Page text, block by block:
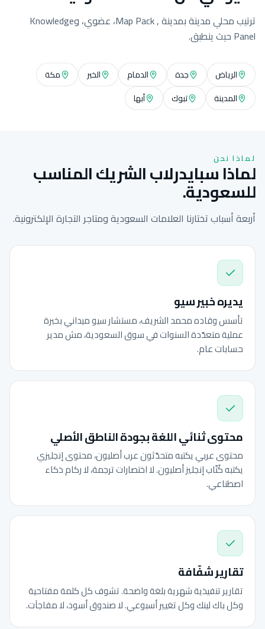
ترتيب محلي مدينة بمدينة , Map Pack، عضوي، وKnowledge
Panel حيث ينطبق.
الرياض جدة الدمام الخبر
مكة
المدينة
تبوك أبها
لماذا نحن
لماذا سبايدرلاب الشريك المناسب
للسعودية.
أربعة أسباب تختارنا العلامات السعودية ومتاجر التجارة الإلكترونية.
يديره خبير سيو
تأسس وقاده محمد الشريف، مستشار سيو ميداني بخبرة
عملية متعدّدة السنوات في سوق السعودية، مش مدير
حسابات عام.
محتوى ثنائي اللغة بجودة الناطق الأصلي
محتوى عربي يكتبه متحدّثون عرب أصليون، محتوى إنجليزي
يكتبه كُتّاب إنجليز أصليون. لا اختصارات ترجمة، لا ركام ذكاء
اصطناعي.
تقارير شفّافة
تقارير تنفيذية شهرية بلغة واضحة. تشوف كل كلمة مفتاحية
وكل باك لينك وكل تغيير أسبوعي. لا صندوق أسود، لا مفاجآت.